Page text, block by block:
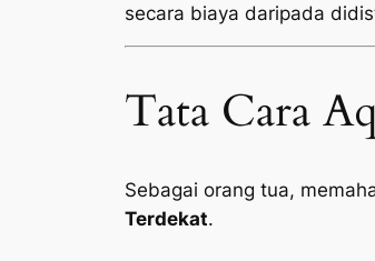
secara biaya daripada
Tata Cara
Sebagai orang tua,
Terdekat.